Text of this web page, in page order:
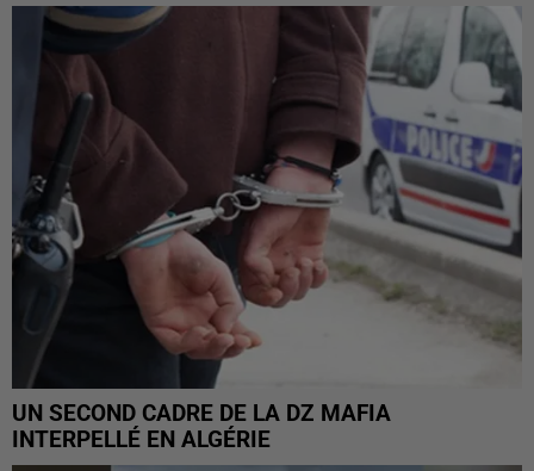
UN SECOND CADRE DE LA DZ MAFIA
INTERPELLÉ EN ALGÉRIE